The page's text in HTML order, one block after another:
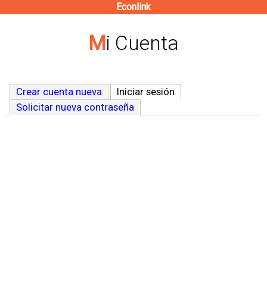
contenido
Econlink
Mi Cuenta
Crear cuenta nueva Iniciar sesión
Solicitar nueva contraseña